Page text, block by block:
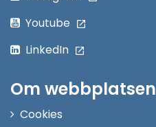
Youtube
LinkedIn
Om webbplatsen
Cookies